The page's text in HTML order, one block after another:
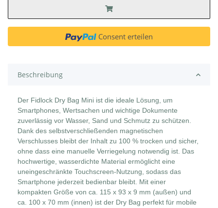
Consent erteilen
Beschreibung
Der Fidlock Dry Bag Mini ist die ideale Lösung, um
Smartphones, Wertsachen und wichtige Dokumente
zuverlässig vor Wasser, Sand und Schmutz zu schützen.
Dank des selbstverschließenden magnetischen
Verschlusses bleibt der Inhalt zu 100 % trocken und sicher,
ohne dass eine manuelle Verriegelung notwendig ist. Das
hochwertige, wasserdichte Material ermöglicht eine
uneingeschränkte Touchscreen-Nutzung, sodass das
Smartphone jederzeit bedienbar bleibt. Mit einer
kompakten Größe von ca. 115 x 93 x 9 mm (außen) und
ca. 100 x 70 mm (innen) ist der Dry Bag perfekt für mobile